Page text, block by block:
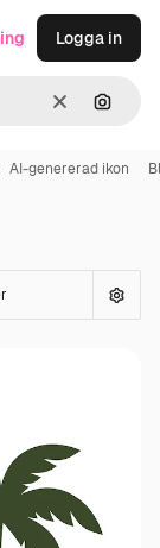
RensaSök
Logga in
AI-genererad ikon